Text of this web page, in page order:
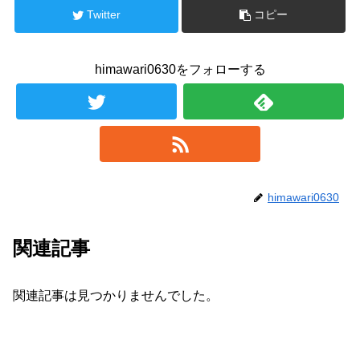
Twitter コピー
himawari0630をフォローする
himawari0630
関連記事
関連記事は見つかりませんでした。